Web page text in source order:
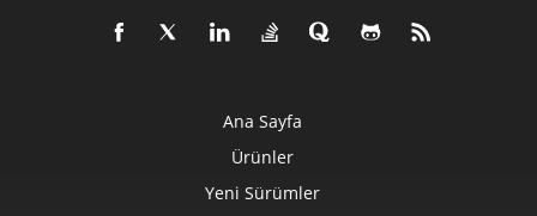
Ana Sayfa
Ürünler
Yeni Sürümler